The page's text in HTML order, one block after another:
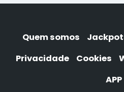
Quem somos
Privacidade
Cookies
APP